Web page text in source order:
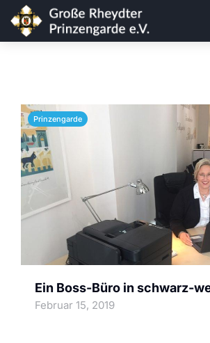
Prinzengarde
Ein Boss-Büro in schwarz-
Februar 15, 2019